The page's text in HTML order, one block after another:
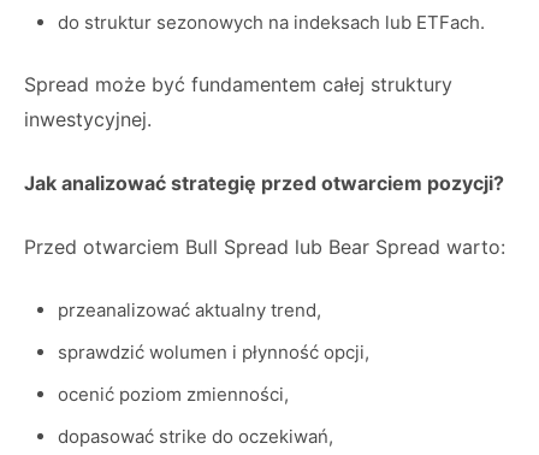
do struktur sezonowych na indeksach lub ETFach.
Spread może być fundamentem całej struktury
inwestycyjnej.
Jak analizować strategię przed otwarciem pozycji?
Przed otwarciem Bull Spread lub Bear Spread warto:
przeanalizować aktualny trend,
sprawdzić wolumen i płynność opcji,
ocenić poziom zmienności,
dopasować strike do oczekiwań,